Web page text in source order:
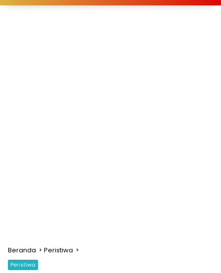
Beranda Peristiwa
Peristiwa